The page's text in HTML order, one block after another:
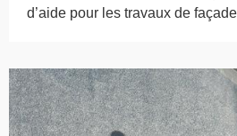
d’aide pour les travaux de